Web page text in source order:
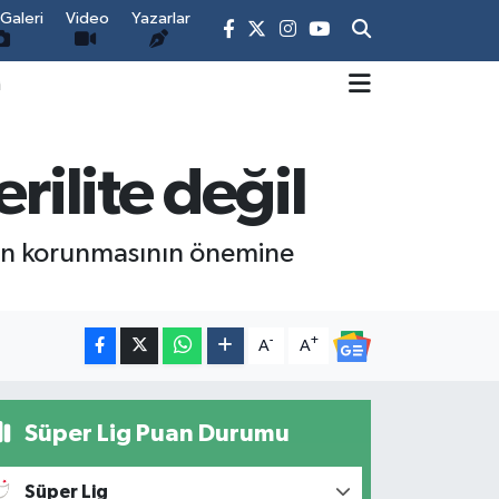
Video Yazarlar
değil
korunmasının önemine
A- A+
Süper Lig Puan Durumu
Süper Lig